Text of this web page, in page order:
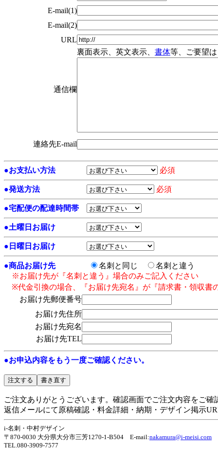
E-mail(1)
E-mail(2)
URL
通信欄
裏面表示、英文表示、 書体等、ご要望
連絡先E-mail
●お支払い方法 必須
●発送方法 必須
●宅配便の配達時間帯
●土曜日お届け
● 日曜日お届け
●商品お届け先 名刺と同じ
名刺と違う
※お届け先が『名刺と違う』場合のみご記入ください
※代金引換の場合、『お届け先宛名』が『請求書・領収書
お届け先郵便番号
お届け先住所
お届け先宛名
お届け先TEL
●お申込内容をもう一度ご確認ください。
ご注文ありがとうございます。確認画面でご注文内容をご確
返信メールにて原稿確認・料金詳細・納期・デザイン掲示
i-名刺・中村デザイン
〒870-0030 大分県大分市三芳1270-1-B504 E-mail:nakamura@i-meisi.com
TEL.080-3909-7577